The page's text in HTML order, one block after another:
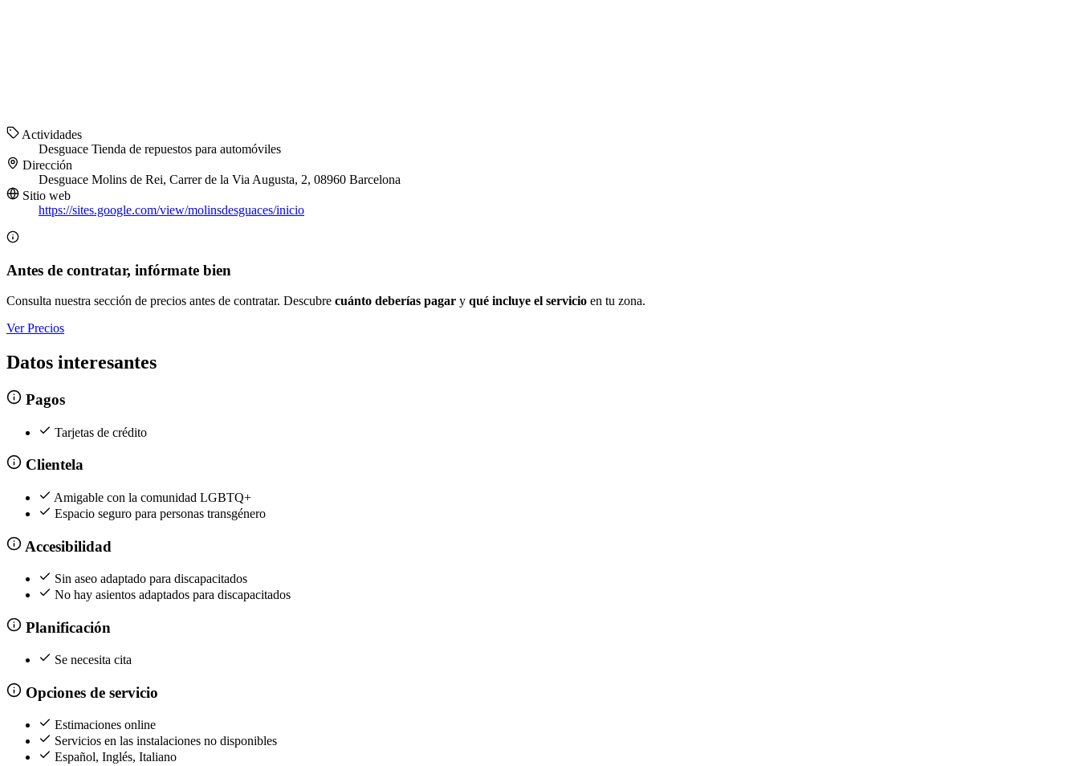
Actividades
Desguace Tienda de repuestos para automóviles
Dirección
Desguace Molins de Rei, Carrer de la Via Augusta, 2, 08960 Barcelona
Sitio web
https://sites.google.com/view/molinsdesguaces/inicio
Antes de contratar, infórmate bien
Consulta nuestra sección de precios antes de contratar. Descubre cuánto deberías pagar y qué incluye el servicio en tu zona.
Ver Precios
Datos interesantes
Pagos
Tarjetas de crédito
Clientela
Amigable con la comunidad LGBTQ+
Espacio seguro para personas transgénero
Accesibilidad
Sin aseo adaptado para discapacitados
No hay asientos adaptados para discapacitados
Planificación
Se necesita cita
Opciones de servicio
Estimaciones online
Servicios en las instalaciones no disponibles
Español, Inglés, Italiano